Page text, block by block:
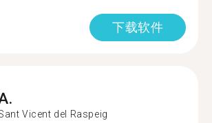
下载软件
Vicent del Raspeig